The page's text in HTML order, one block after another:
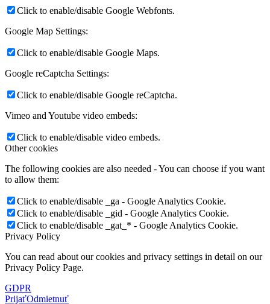
Click to enable/disable Google Webfonts.
Google Map Settings:
Click to enable/disable Google Maps.
Google reCaptcha Settings:
Click to enable/disable Google reCaptcha.
Vimeo and Youtube video embeds:
Click to enable/disable video embeds.
Other cookies
The following cookies are also needed - You can choose if you want
to allow them:
Click to enable/disable _ga - Google Analytics Cookie.
Click to enable/disable _gid - Google Analytics Cookie.
Click to enable/disable _gat_* - Google Analytics Cookie.
Privacy Policy
You can read about our cookies and privacy settings in detail on our
Privacy Policy Page.
GDPR
PrijaťOdmietnuť